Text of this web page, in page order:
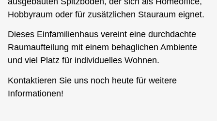
Hobbyraum oder für zusätzlichen Stauraum eignet.
Dieses Einfamilienhaus vereint eine durchdachte
Raumaufteilung mit einem behaglichen Ambiente
und viel Platz für individuelles Wohnen.
Kontaktieren Sie uns noch heute für weitere
Informationen!